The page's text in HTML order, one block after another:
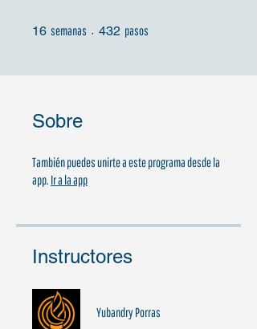
16 semanas 16 semanas
432 pasos
Sobre
También puedes unirte a este programa desde la
app. Ir a la app
Instructores
Yubandry Porras